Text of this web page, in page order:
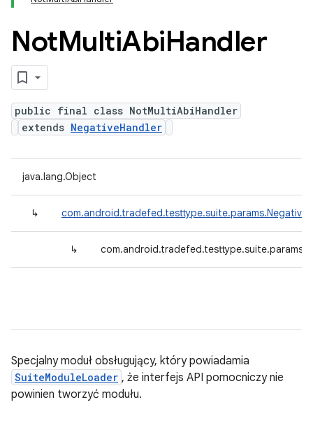
NotMultiAbiHandler
public final class NotMultiAbiHandler
extends NegativeHandler
java.lang.Object
↳
↳
Specjalny moduł obsługujący, który powiadamia
SuiteModuleLoader , że interfejs API pomocniczy nie
powinien tworzyć modułu.